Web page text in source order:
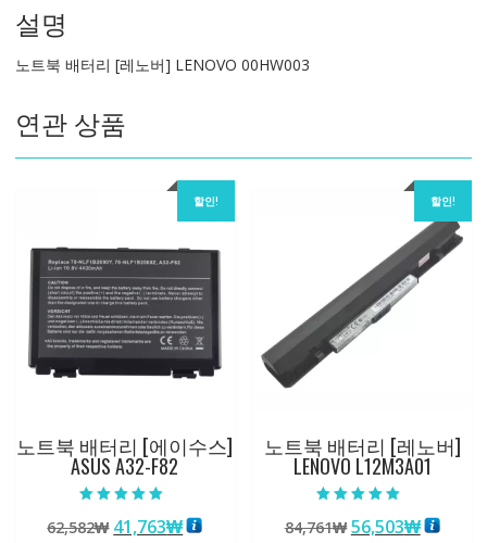
LENOVO
00HW003
수
설명
노트북 배터리 [레노버] LENOVO 00HW003
연관 상품
할인!
노트북 배터리 [에이수스]
ASUS A32-F82
5.00
로 평가됨
62,582₩ 원
41,763₩현
할인!
노트북 배터리 [레노버]
LENOVO L12M3A01
5.00
로 평가됨
84,761₩ 원
56,503₩현